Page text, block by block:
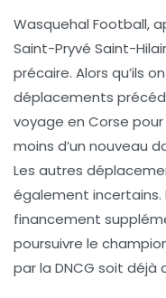
Wasquehal Football,
Saint-Pryvé Saint-
précaire. Alors qu’ils
déplacements
voyage en Corse pour
moins d’un nouveau
Les autres
également incertains.
financement
poursuivre le
par la DNCG soit déjà